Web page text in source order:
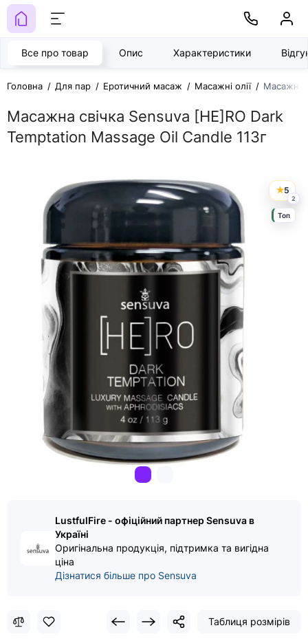
Головна Для пар Еротичний масаж Масажні олії Масажна
Масажна свічка Sensuva [HE]RO Dark
Temptation Massage Oil Candle 113г
Все про товар Опис Характеристики
5
2
Топ
LustfulFire - офіційний партнер Sensuva в
Україні
Оригінальна продукція, підтримка та вигідна
ціна
Дізнатися більше про Sensuva
Таблиця розмірів